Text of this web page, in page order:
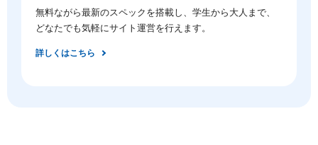
無料ながら最新のスペックを搭載し、学生から大人まで、
どなたでも気軽にサイト運営を行えます。
詳しくはこちら